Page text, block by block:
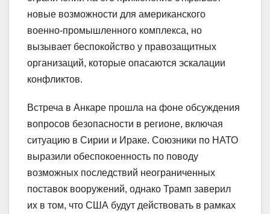
новые возможности для американского
военно-промышленного комплекса, но
вызывает беспокойство у правозащитных
организаций, которые опасаются эскалации
конфликтов.
Встреча в Анкаре прошла на фоне обсуждения
вопросов безопасности в регионе, включая
ситуацию в Сирии и Ираке. Союзники по НАТО
выразили обеспокоенность по поводу
возможных последствий неограниченных
поставок вооружений, однако Трамп заверил
их в том, что США будут действовать в рамках